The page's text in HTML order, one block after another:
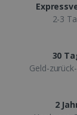
2-3
30
Geld-
2